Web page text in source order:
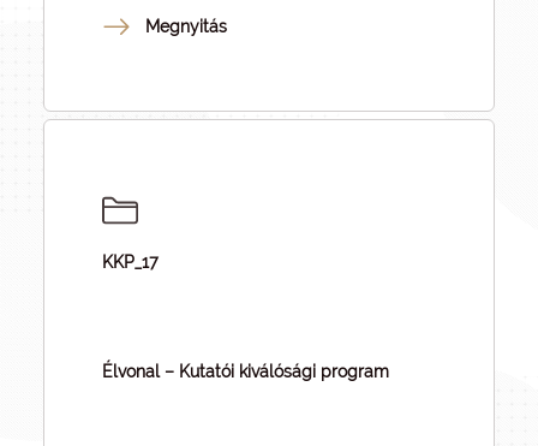
Megnyitás
KKP_17
Élvonal – Kutatói kiválósági program